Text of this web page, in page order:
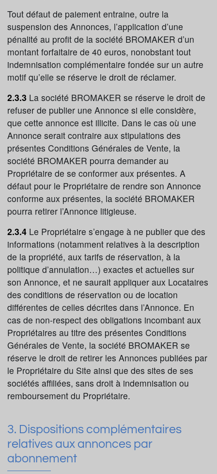
Tout défaut de paiement entraine, outre la
suspension des Annonces, l’application d’une
pénalité au profit de la société BROMAKER d’un
montant forfaitaire de 40 euros, nonobstant tout
indemnisation complémentaire fondée sur un autre
motif qu’elle se réserve le droit de réclamer.
2.3.3 La société BROMAKER se réserve le droit de
refuser de publier une Annonce si elle considère,
que cette annonce est illicite. Dans le cas où une
Annonce serait contraire aux stipulations des
présentes Conditions Générales de Vente, la
société BROMAKER pourra demander au
Propriétaire de se conformer aux présentes. A
défaut pour le Propriétaire de rendre son Annonce
conforme aux présentes, la société BROMAKER
pourra retirer l’Annonce litigieuse.
2.3.4 Le Propriétaire s’engage à ne publier que des
informations (notamment relatives à la description
de la propriété, aux tarifs de réservation, à la
politique d’annulation…) exactes et actuelles sur
son Annonce, et ne saurait appliquer aux Locataires
des conditions de réservation ou de location
différentes de celles décrites dans l’Annonce. En
cas de non-respect des obligations incombant aux
Propriétaires au titre des présentes Conditions
Générales de Vente, la société BROMAKER se
réserve le droit de retirer les Annonces publiées par
le Propriétaire du Site ainsi que des sites de ses
sociétés affiliées, sans droit à indemnisation ou
remboursement du Propriétaire.
3. Dispositions complémentaires
relatives aux annonces par
abonnement